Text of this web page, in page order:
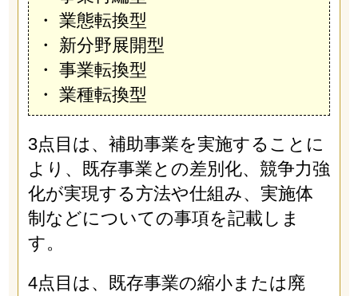
・ 業態転換型
・ 新分野展開型
・ 事業転換型
・ 業種転換型
3点目は、補助事業を実施することに
より、既存事業との差別化、競争力強
化が実現する方法や仕組み、実施体
制などについての事項を記載しま
す。
4点目は、既存事業の縮小または廃